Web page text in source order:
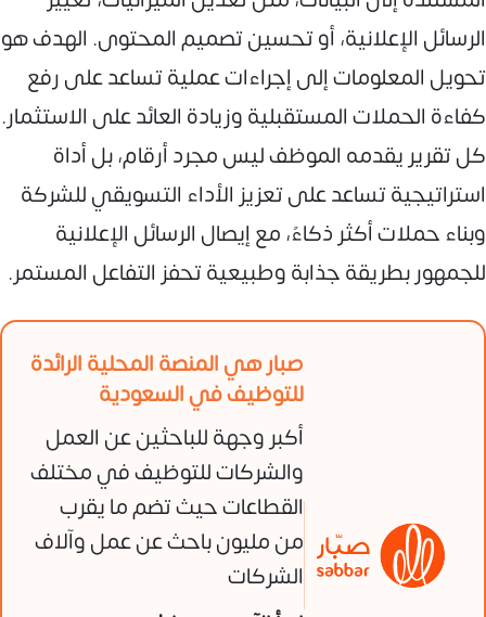
الرسائل الإعلانية، أو تحسين تصميم المحتوى. الهدف هو
تحويل المعلومات إلى إجراءات عملية تساعد على رفع
كفاءة الحملات المستقبلية وزيادة العائد على الاستثمار.
كل تقرير يقدمه الموظف ليس مجرد أرقام، بل أداة
استراتيجية تساعد على تعزيز الأداء التسويقي للشركة
وبناء حملات أكثر ذكاءً، مع إيصال الرسائل الإعلانية
للجمهور بطريقة جذابة وطبيعية تحفز التفاعل المستمر.
صبار هي المنصة المحلية الرائدة
للتوظيف في السعودية
أكبر وجهة للباحثين عن العمل
والشركات للتوظيف في مختلف
القطاعات حيث تضم ما يقرب
من مليون باحث عن عمل وآلاف
الشركات